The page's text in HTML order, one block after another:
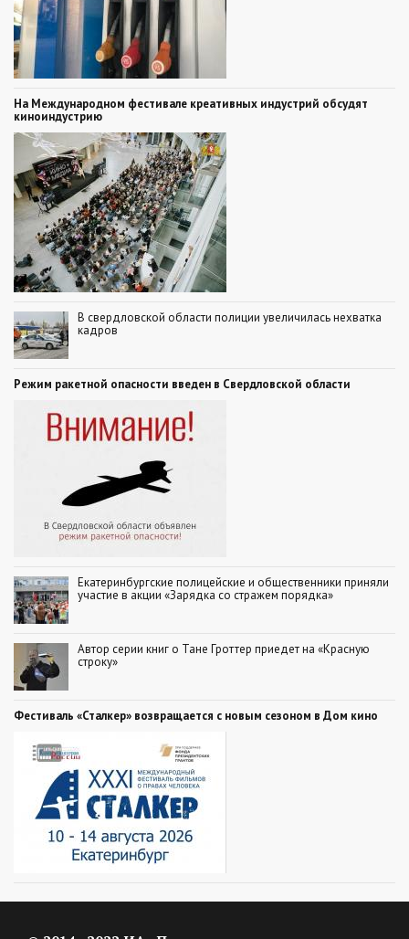
На Международном фестивале креативных индустрий обсудят
киноиндустрию
В свердловской области полиции увеличилась нехватка
кадров
Режим ракетной опасности введен в Свердловской области
Екатеринбургские полицейские и общественники приняли
участие в акции «Зарядка со стражем порядка»
Автор серии книг о Тане Гроттер приедет на «Красную
строку»
Фестиваль «Сталкер» возвращается с новым сезоном в Дом кино